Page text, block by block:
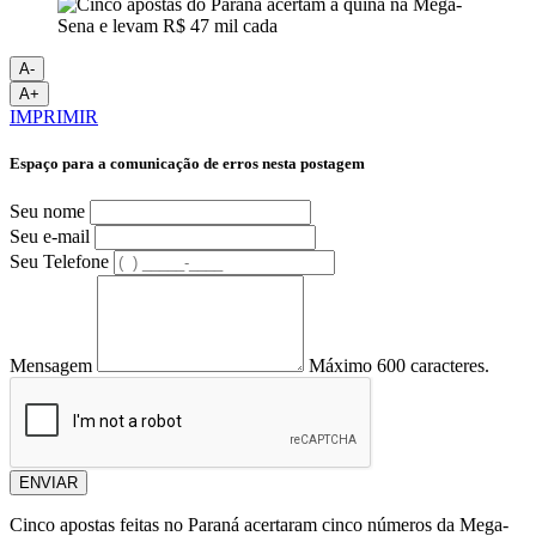
A-
A+
IMPRIMIR
Espaço para a comunicação de erros nesta postagem
Seu nome
Seu e-mail
Seu Telefone
Mensagem Máximo 600 caracteres.
ENVIAR
Cinco apostas feitas no Paraná acertaram cinco números da Mega-